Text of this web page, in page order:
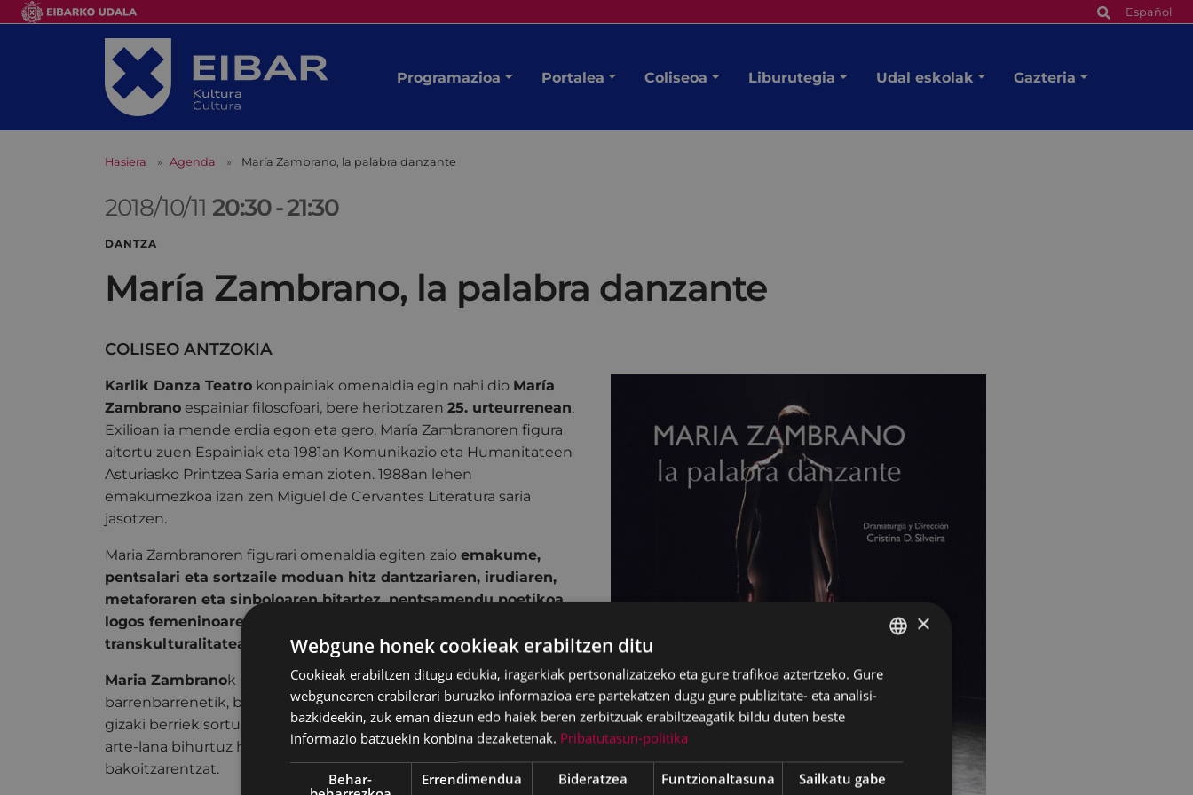
Español
Programazioa Portalea Coliseoa Liburutegia Udal eskolak Gazteria
Hasiera Agenda María Zambrano, la palabra danzante
2018/10/11 20:30-21:30
DANTZA
María Zambrano, la palabra danzante
COLISEO ANTZOKIA
Karlik Danza Teatro konpainiak omenaldia egin nahi dio María
Zambrano espainiar filosofoari, bere heriotzaren 25. urteurrenean.
Exilioan ia mende erdia egon eta gero, María Zambranoren figura
aitortu zuen Espainiak eta 1981an Komunikazio eta Humanitateen
Asturiasko Printzea Saria eman zioten. 1988an lehen
emakumezkoa izan zen Miguel de Cervantes Literatura saria
jasotzen.
Maria Zambranoren figurari omenaldia egiten zaio emakume,
pentsalari eta sortzaile moduan hitz dantzariaren, irudiaren,
metaforaren eta sinboloaren bitartez, pentsamendu poetikoa,
logos femeninoaren larrialdia, funtsezko gizatiarren garapena,
transkulturalitatea eta unibertsaltasunetik abiatuta.
Maria Zambranok pentsatze funtzioan barneratuko gaitu
barrenbarrenetik, borondatetik eta amodiotik, ulertzeko bakarrik
gizaki berriek sortu dezaketela gizarte berri bat, bizitza benetako
arte-lana bihurtuz historia aldatzera bideratuko gizaki
bakoitzarentzat.
BASQUE
SPANISH
×
Webgune honek cookieak erabiltzen ditu
Cookieak erabiltzen ditugu edukia, iragarkiak pertsonalizatzeko eta gure trafikoa aztertzeko. Gure
webgunearen erabilerari buruzko informazioa ere partekatzen dugu gure publizitate- eta analisi-
bazkideekin, zuk eman diezun edo haiek beren zerbitzuak erabiltzeagatik bildu duten beste
informazio batzuekin konbina dezaketenak. Pribatutasun-politika
Behar-
Errendimendua Bideratzea Funtzionaltasuna Sailkatu gabe